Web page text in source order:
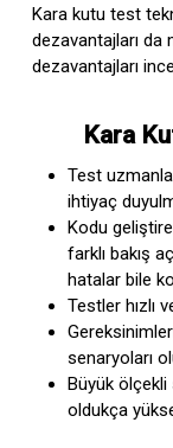
Kara kutu test
dezavantajları da
dezavantajları
Kara
Test
ihtiyaç
Kodu
farklı bakış
hatalar bile
Testler hızlı
senaryoları
Büyük ölçekli
oldukça